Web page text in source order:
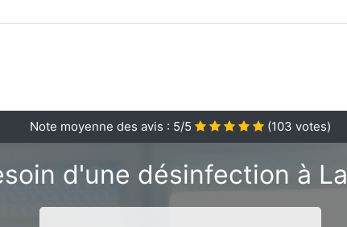
Note moyenne des avis : 5/5 (103 votes)
d'une désinfection à